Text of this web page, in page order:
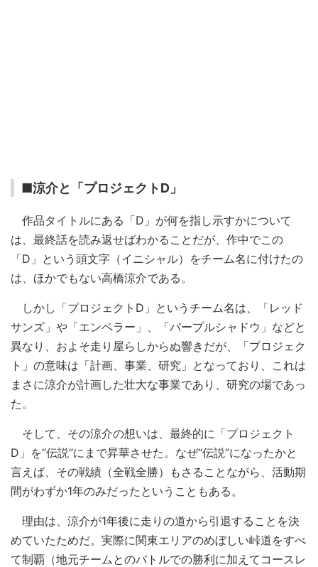
■涼介と「プロジェクトD」
作品タイトルにある「D」が何を指し示すかについて
は、最終話を読み返せばわかることだが、作中でこの
「D」という頭文字（イニシャル）をチーム名に付けたの
は、ほかでもない高橋涼介である。
しかし「プロジェクトD」というチーム名は、「レッド
サンズ」や「エンペラー」、「パープルシャドウ」などと
異なり、およそ走り屋らしからぬ響きだが、「プロジェク
ト」の意味は「計画、事業、研究」となっており、これは
まさに涼介が計画した壮大な事業であり、研究の場であっ
た。
そして、その涼介の想いは、最終的に「プロジェクト
D」を“伝説”にまで昇華させた。なぜ“伝説”になったかと
言えば、その戦績（全戦全勝）もさることながら、活動期
間がわずか1年のみだったということもある。
理由は、涼介が1年後に走りの道から引退することを決
めていたためだ。実際に関東エリアのめぼしい峠道をすべ
て制覇（地元チームとのバトルでの勝利に加えてコースレ